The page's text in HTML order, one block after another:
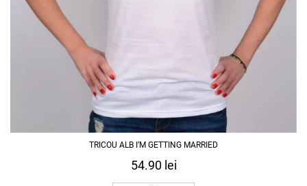
TRICOU ALB I’M GETTING MARRIED
54.90 lei